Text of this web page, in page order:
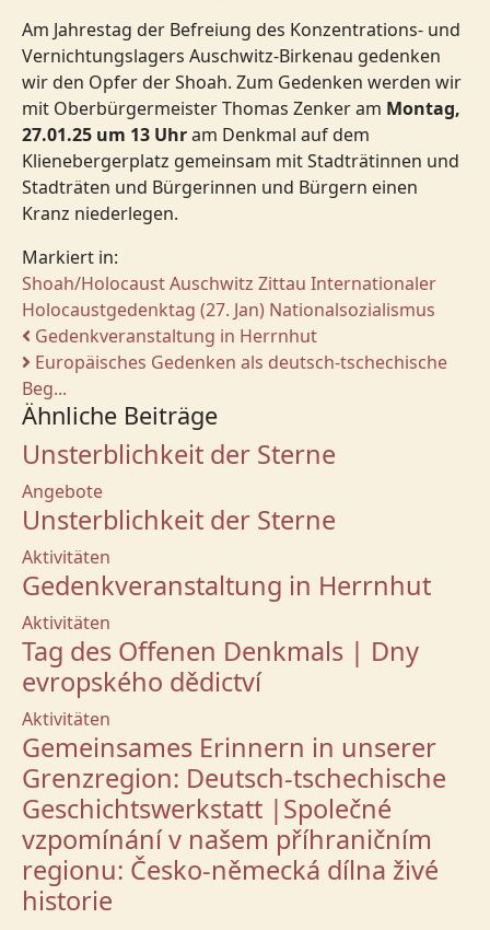
Am Jahrestag der Befreiung des Konzentrations- und
Vernichtungslagers Auschwitz-Birkenau gedenken
wir den Opfer der Shoah. Zum Gedenken werden wir
mit Oberbürgermeister Thomas Zenker am Montag,
27.01.25 um 13 Uhram Denkmal auf dem
Klienebergerplatz gemeinsam mit Stadträtinnen und
Stadträten und Bürgerinnen und Bürgern einen
Kranz niederlegen.
Markiert in:
Shoah/HolocaustAuschwitz Zittau Internationaler
Holocaustgedenktag (27. Jan) Nationalsozialismus
Gedenkveranstaltung in Herrnhut
Europäisches Gedenken als deutsch-tschechische
Beg...
Ähnliche Beiträge
Unsterblichkeit der Sterne
Angebote
Unsterblichkeit der Sterne
Aktivitäten
Gedenkveranstaltung in Herrnhut
Aktivitäten
Tag des Offenen Denkmals | Dny
evropského dědictví
Aktivitäten
Gemeinsames Erinnern in unserer
Grenzregion: Deutsch-tschechische
Geschichtswerkstatt |Společné
vzpomínání v našem příhraničním
regionu: Česko-německá dílna živé
historie